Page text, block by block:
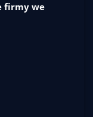
firmy we